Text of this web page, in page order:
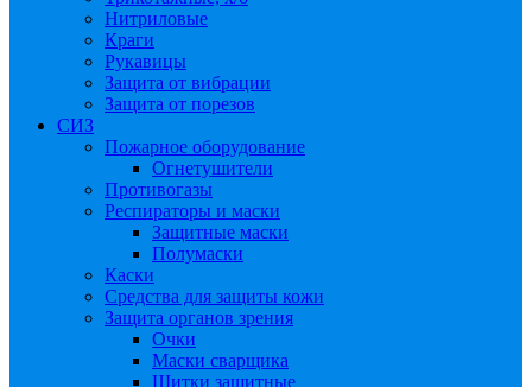
Нитриловые
Краги
Рукавицы
Защита от вибрации
Защита от порезов
СИЗ
Пожарное оборудование
Огнетушители
Противогазы
Респираторы и маски
Защитные маски
Полумаски
Каски
Средства для защиты кожи
Защита органов зрения
Очки
Маски сварщика
Щитки защитные